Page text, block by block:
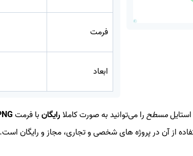
فرمت
ابعاد
مسطحرا می‌توانید به صورت کاملا رایگانبا فرمت
از آن در پروژه های شخصی و تجاری، مجاز و رایگان است.